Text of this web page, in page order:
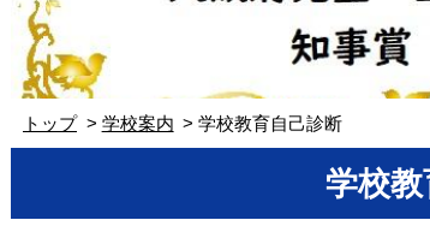
トップ 学校案内 学校教育自己診断
学校